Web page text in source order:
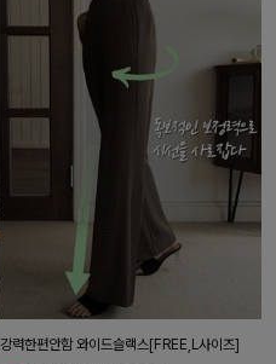
강력한편안함 와이드슬랙스[FREE,L사이즈]